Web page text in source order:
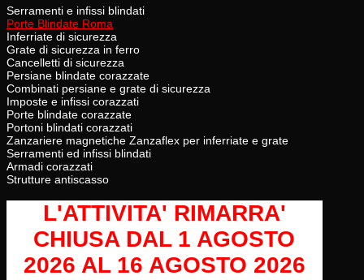
Serramenti e infissi blindati
Porte Blindate Roma
Inferriate di sicurezza
Grate di sicurezza in ferro
Cancelletti di sicurezza
Persiane blindate corazzate
Combinati persiane e grate di sicurezza
Imposte e infissi corazzati
Porte blindate corazzate
Portoni blindati corazzati
Zanzariere magnetiche Zanzaflex per inferriate e grate
Serramenti ed infissi blindati
Armadi corazzati
Strutture antiscasso
L'ATTIVITA' RIMARRA'
CHIUSA DAL 1 AGOSTO
2026 AL 16 AGOSTO 2026